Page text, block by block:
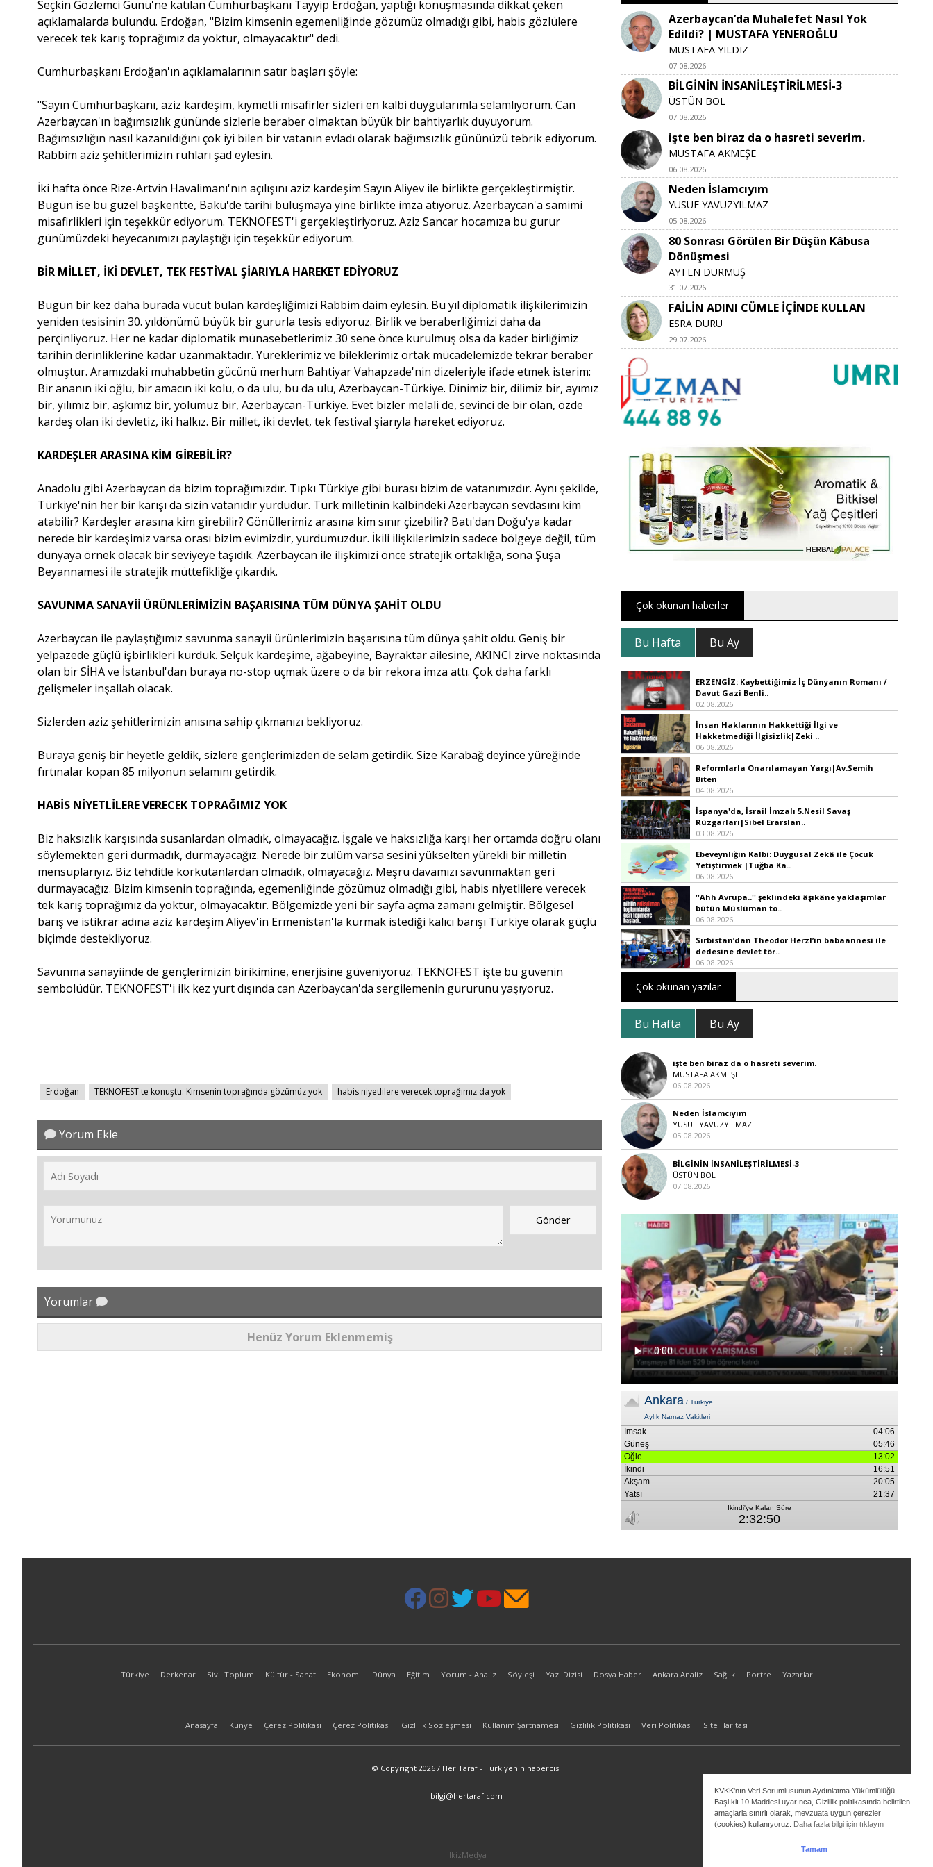
KVKK'nın Veri Sorumlusunun Aydınlatma Yükümlülüğü
Başlıklı 10.Maddesi uyarınca, Gizlilik politikasında belirtilen
amaçlarla sınırlı olarak, mevzuata uygun çerezler
(cookies) kullanıyoruz. Daha fazla bilgi için tıklayın
Tamam
Seçkin Gözlemci Günü'ne katılan Cumhurbaşkanı Tayyip Erdoğan, yaptığı konuşmasında dikkat çeken
açıklamalarda bulundu. Erdoğan, "Bizim kimsenin egemenliğinde gözümüz olmadığı gibi, habis gözlülere
verecek tek karış toprağımız da yoktur, olmayacaktır" dedi.
Cumhurbaşkanı Erdoğan'ın açıklamalarının satır başları şöyle:
"Sayın Cumhurbaşkanı, aziz kardeşim, kıymetli misafirler sizleri en kalbi duygularımla selamlıyorum. Can
Azerbaycan'ın bağımsızlık gününde sizlerle beraber olmaktan büyük bir bahtiyarlık duyuyorum.
Bağımsızlığın nasıl kazanıldığını çok iyi bilen bir vatanın evladı olarak bağımsızlık gününüzü tebrik ediyorum.
Rabbim aziz şehitlerimizin ruhları şad eylesin.
İki hafta önce Rize-Artvin Havalimanı'nın açılışını aziz kardeşim Sayın Aliyev ile birlikte gerçekleştirmiştir.
Bugün ise bu güzel başkentte, Bakü'de tarihi buluşmaya yine birlikte imza atıyoruz. Azerbaycan'a samimi
misafirlikleri için teşekkür ediyorum. TEKNOFEST'i gerçekleştiriyoruz. Aziz Sancar hocamıza bu gurur
günümüzdeki heyecanımızı paylaştığı için teşekkür ediyorum.
BİR MİLLET, İKİ DEVLET, TEK FESTİVAL ŞİARIYLA HAREKET EDİYORUZ
Bugün bir kez daha burada vücut bulan kardeşliğimizi Rabbim daim eylesin. Bu yıl diplomatik ilişkilerimizin
yeniden tesisinin 30. yıldönümü büyük bir gururla tesis ediyoruz. Birlik ve beraberliğimizi daha da
perçinliyoruz. Her ne kadar diplomatik münasebetlerimiz 30 sene önce kurulmuş olsa da kader birliğimiz
tarihin derinliklerine kadar uzanmaktadır. Yüreklerimiz ve bileklerimiz ortak mücadelemizde tekrar beraber
olmuştur. Aramızdaki muhabbetin gücünü merhum Bahtiyar Vahapzade'nin dizeleriyle ifade etmek isterim:
Bir ananın iki oğlu, bir amacın iki kolu, o da ulu, bu da ulu, Azerbaycan-Türkiye. Dinimiz bir, dilimiz bir, ayımız
bir, yılımız bir, aşkımız bir, yolumuz bir, Azerbaycan-Türkiye. Evet bizler melali de, sevinci de bir olan, özde
kardeş olan iki devletiz, iki halkız. Bir millet, iki devlet, tek festival şiarıyla hareket ediyoruz.
KARDEŞLER ARASINA KİM GİREBİLİR?
Anadolu gibi Azerbaycan da bizim toprağımızdır. Tıpkı Türkiye gibi burası bizim de vatanımızdır. Aynı şekilde,
Türkiye'nin her bir karışı da sizin vatanıdır yurdudur. Türk milletinin kalbindeki Azerbaycan sevdasını kim
atabilir? Kardeşler arasına kim girebilir? Gönüllerimiz arasına kim sınır çizebilir? Batı'dan Doğu'ya kadar
nerede bir kardeşimiz varsa orası bizim evimizdir, yurdumuzdur. İkili ilişkilerimizin sadece bölgeye değil, tüm
dünyaya örnek olacak bir seviyeye taşıdık. Azerbaycan ile ilişkimizi önce stratejik ortaklığa, sona Şuşa
Beyannamesi ile stratejik müttefikliğe çıkardık.
SAVUNMA SANAYİİ ÜRÜNLERİMİZİN BAŞARISINA TÜM DÜNYA ŞAHİT OLDU
Azerbaycan ile paylaştığımız savunma sanayii ürünlerimizin başarısına tüm dünya şahit oldu. Geniş bir
yelpazede güçlü işbirlikleri kurduk. Selçuk kardeşime, ağabeyine, Bayraktar ailesine, AKINCI zirve noktasında
olan bir SİHA ve İstanbul'dan buraya no-stop uçmak üzere o da bir rekora imza attı. Çok daha farklı
gelişmeler inşallah olacak.
Sizlerden aziz şehitlerimizin anısına sahip çıkmanızı bekliyoruz.
Buraya geniş bir heyetle geldik, sizlere gençlerimizden de selam getirdik. Size Karabağ deyince yüreğinde
fırtınalar kopan 85 milyonun selamını getirdik.
HABİS NİYETLİLERE VERECEK TOPRAĞIMIZ YOK
Biz haksızlık karşısında susanlardan olmadık, olmayacağız. İşgale ve haksızlığa karşı her ortamda doğru olanı
söylemekten geri durmadık, durmayacağız. Nerede bir zulüm varsa sesini yükselten yürekli bir milletin
mensuplarıyız. Biz tehditle korkutanlardan olmadık, olmayacağız. Meşru davamızı savunmaktan geri
durmayacağız. Bizim kimsenin toprağında, egemenliğinde gözümüz olmadığı gibi, habis niyetlilere verecek
tek karış toprağımız da yoktur, olmayacaktır. Bölgemizde yeni bir sayfa açma zamanı gelmiştir. Bölgesel
barış ve istikrar adına aziz kardeşim Aliyev'in Ermenistan'la kurmak istediği kalıcı barışı Türkiye olarak güçlü
biçimde destekliyoruz.
Savunma sanayiinde de gençlerimizin birikimine, enerjisine güveniyoruz. TEKNOFEST işte bu güvenin
sembolüdür. TEKNOFEST'i ilk kez yurt dışında can Azerbaycan'da sergilemenin gururunu yaşıyoruz.
Erdoğan TEKNOFEST'te konuştu: Kimsenin toprağında gözümüz yok habis niyetlilere verecek toprağımız da yok
Yorum Ekle
Yorumlar
Henüz Yorum Eklenmemiş
Azerbaycan’da Muhalefet Nasıl Yok
Edildi? | MUSTAFA YENEROĞLU
MUSTAFA YILDIZ
07.08.2026
BİLGİNİN İNSANİLEŞTİRİLMESİ-3
ÜSTÜN BOL
07.08.2026
işte ben biraz da o hasreti severim.
MUSTAFA AKMEŞE
06.08.2026
Neden İslamcıyım
YUSUF YAVUZYILMAZ
05.08.2026
80 Sonrası Görülen Bir Düşün Kâbusa
Dönüşmesi
AYTEN DURMUŞ
31.07.2026
FAİLİN ADINI CÜMLE İÇİNDE KULLAN
ESRA DURU
29.07.2026
Çok okunan haberler
Bu Hafta Bu Ay
ERZENGİZ: Kaybettiğimiz İç Dünyanın Romanı /
Davut Gazi Benli..
02.08.2026
İnsan Haklarının Hakkettiği İlgi ve
Hakketmediği İlgisizlik|Zeki ..
06.08.2026
Reformlarla Onarılamayan Yargı|Av.Semih
Biten
04.08.2026
İspanya'da, İsrail İmzalı 5.Nesil Savaş
Rüzgarları|Sibel Erarslan..
03.08.2026
Ebeveynliğin Kalbi: Duygusal Zekâ ile Çocuk
Yetiştirmek |Tuğba Ka..
06.08.2026
''Ahh Avrupa..'' şeklindeki âşıkâne yaklaşımlar
bütün Müslüman to..
06.08.2026
Sırbistan’dan Theodor Herzl’in babaannesi ile
dedesine devlet tör..
06.08.2026
Çok okunan yazılar
Bu Hafta Bu Ay
işte ben biraz da o hasreti severim.
MUSTAFA AKMEŞE
06.08.2026
Neden İslamcıyım
YUSUF YAVUZYILMAZ
05.08.2026
BİLGİNİN İNSANİLEŞTİRİLMESİ-3
ÜSTÜN BOL
07.08.2026
Türkiye Derkenar Sivil Toplum Kültür - Sanat Ekonomi Dünya Eğitim Yorum - Analiz Söyleşi Yazı Dizisi Dosya Haber Ankara Analiz Sağlık Portre Yazarlar
Anasayfa Künye Çerez Politikası Çerez Politikası Gizlilik Sözleşmesi Kullanım Şartnamesi Gizlilik Politikası Veri Politikası Site Haritası
© Copyright 2026 / Her Taraf - Türkiyenin habercisi
bilgi@hertaraf.com
ilkizMedya